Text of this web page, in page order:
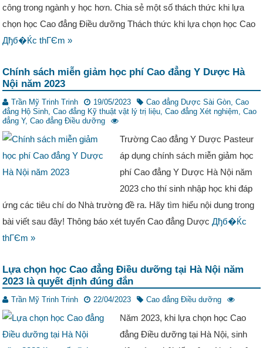
công trong ngành y học hơn. Chia sẻ một số thách thức khi lựa
chọn học Cao đẳng Điều dưỡng Thách thức khi lựa chọn học Cao
Дђб�Ќc thГЄm »
Chính sách miễn giảm học phí Cao đẳng Y Dược Hà
Nội năm 2023
Trần Mỹ Trinh Trinh 19/05/2023 Cao đẳng Dược Sài Gòn ,Cao
đẳng Hộ Sinh ,Cao đẳng Kỹ thuật vật lý trị liệu ,Cao đẳng Xét nghiệm ,Cao
đẳng Y,Cao đẳng Điều dưỡng
Trường Cao đẳng Y Dược Pasteur
áp dụng chính sách miễn giảm học
phí Cao đẳng Y Dược Hà Nội năm
2023 cho thí sinh nhập học khi đáp
ứng các tiêu chí do Nhà trường đề ra. Hãy tìm hiểu nội dung trong
bài viết sau đây! Thông báo xét tuyển Cao đẳng DượcДђб�Ќc
thГЄm »
Lựa chọn học Cao đẳng Điều dưỡng tại Hà Nội năm
2023 là quyết định đúng đắn
Trần Mỹ Trinh Trinh 22/04/2023 Cao đẳng Điều dưỡng
Năm 2023, khi lựa chọn học Cao
đẳng Điều dưỡng tại Hà Nội, sinh